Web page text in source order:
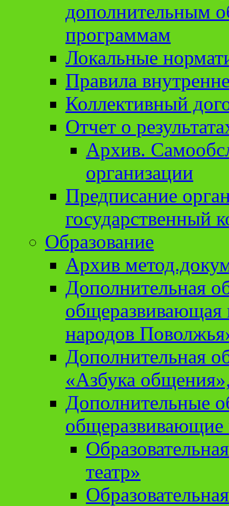
дополнительным
программам
Локальные
Правила
Коллективный
Отчет о
Архив.
организации
Предписание
государственный
Образование
Архив
Дополнительная
народов
Дополнительная
«Азбука
Дополнительные
театр»